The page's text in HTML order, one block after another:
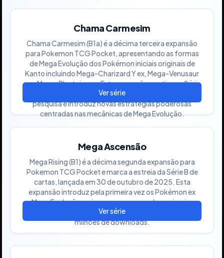
Chama Carmesim
Chama Carmesim (B1a) é a décima terceira expansão
para Pokemon TCG Pocket, apresentando as formas
de Mega Evolução dos Pokémon iniciais originais de
Kanto incluindo Mega-Charizard Y ex, Mega-Venusaur
ex e Mega-Blastoise ex. Esta expansão continua a Série
B com ilustrações temáticas de laboratório de
pesquisa e introduz novas estratégias poderosas
centradas nas mecânicas de Mega Evolução.
Mega Ascensão
Mega Rising (B1) é a décima segunda expansão para
Pokemon TCG Pocket e marca a estreia da Série B de
cartas, lançada em 30 de outubro de 2025. Esta
expansão introduz pela primeira vez os Pokémon ex
Mega Evolução no jogo, comemorando o primeiro
aniversário de Pokemon TCG Pocket com mais de 150
milhões de downloads.